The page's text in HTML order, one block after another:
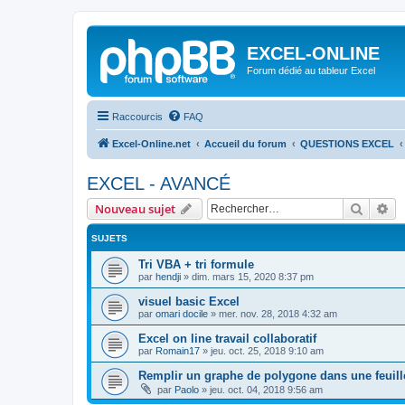
EXCEL-ONLINE
Forum dédié au tableur Excel
Raccourcis FAQ
Excel-Online.net Accueil du forum QUESTIONS EXCEL
EXCEL - AVANCÉ
Nouveau sujet
SUJETS
Tri VBA + tri formule
par hendji » dim. mars 15, 2020 8:37 pm
visuel basic Excel
par omari docile » mer. nov. 28, 2018 4:32 am
Excel on line travail collaboratif
par Romain17 » jeu. oct. 25, 2018 9:10 am
Remplir un graphe de polygone dans une
par Paolo » jeu. oct. 04, 2018 9:56 am